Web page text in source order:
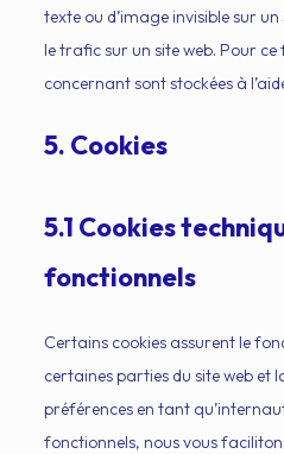
texte ou d’image invisible sur
le trafic sur un site web. Pour
concernant sont stockées à
5. Cookies
5.1 Cookies
fonctionnels
Certains cookies assurent le
certaines parties du site web et
préférences en tant
fonctionnels, nous vous